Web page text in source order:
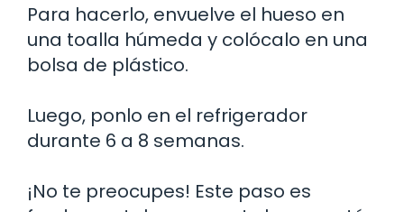
Para hacerlo, envuelve el hueso en
una toalla húmeda y colócalo en una
bolsa de plástico.
Luego, ponlo en el refrigerador
durante 6 a 8 semanas.
¡No te preocupes! Este paso es